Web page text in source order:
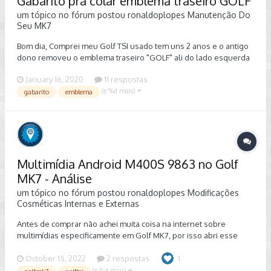
de óleo, filtros e pneu, sabem o que pode ter que ser trocado no
GTI até uns 100.000km rodado? Ah, outra coisa, pegar um GTI
sem remap ou qualquer outra modificação de STG, para
preservar o veículo. Os que olhei são originais todos.
um tópico no fórum postou ronaldoplopes Manutenção Do
Seu MK7
Bom dia, Comprei meu Golf TSI usado tem uns 2 anos e o antigo
dono removeu o emblema traseiro "GOLF" ali do lado esquerda
internet gabaritos nem as medidas para colar ele EXATAMENTE
onde estava. Achei somente na internet gabarito dos Golfs
Obrigado!
January 16, 2020 11 respostas
gabarito emblema (e %d mais)
Multimídia Android M400S 9863 no Golf
MK7 - Análise
um tópico no fórum postou ronaldoplopes Modificações
Cosméticas Internas e Externas
Antes de comprar não achei muita coisa na internet sobre
multimídias especificamente em Golf MK7, por isso abri esse
instalar uma dessas. A minha multimídia original era uma MIB1 de
October 15, 2022 2 respostas 1